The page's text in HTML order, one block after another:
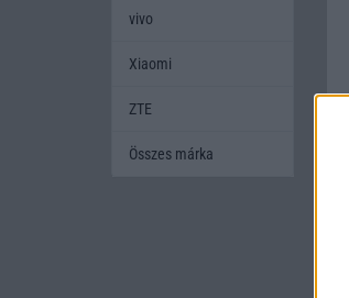
vivo
Xiaomi
ZTE
Összes márka